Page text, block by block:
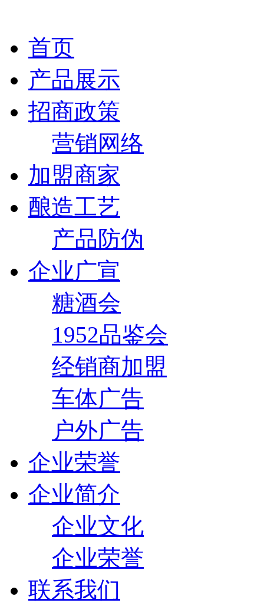
首页
产品展示
招商政策
营销网络
加盟商家
酿造工艺
产品防伪
企业广宣
糖酒会
1952品鉴会
经销商加盟
车体广告
户外广告
企业荣誉
企业简介
企业文化
企业荣誉
联系我们